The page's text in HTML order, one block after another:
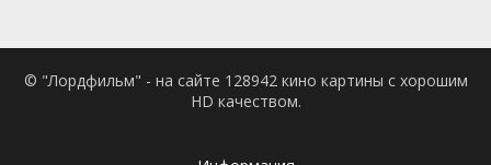
© "Лордфильм" - на сайте 128942 кино картины с хорошим
HD качеством.